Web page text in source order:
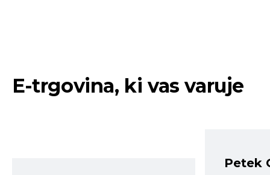
E-trgovina, ki vas varuje
Petek